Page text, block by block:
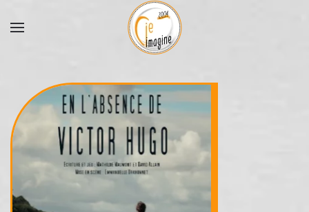
Accéder au contenu principal